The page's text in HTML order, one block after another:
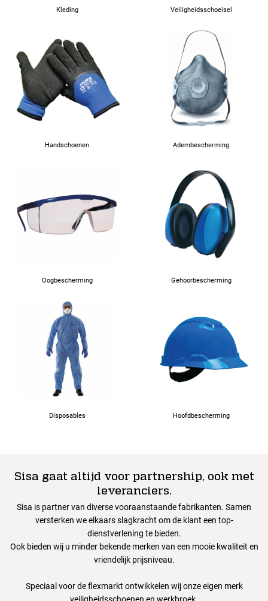
Kleding Veiligheidsschoeisel
Handschoenen Adembescherming
Oogbescherming Gehoorbescherming
Disposables Hoofdbescherming
Sisa gaat altijd voor partnership, ook met
leveranciers.
Sisa is partner van diverse vooraanstaande fabrikanten. Samen
versterken we elkaars slagkracht om de klant een top-
dienstverlening te bieden.
Ook bieden wij u minder bekende merken van een mooie kwaliteit en
vriendelijk prijsniveau.
Speciaal voor de flexmarkt ontwikkelen wij onze eigen merk